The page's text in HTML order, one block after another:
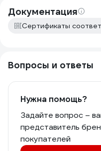
Документация
Сертификаты
Вопросы и ответы
Нужна помощь?
Задайте вопрос –
представитель
покупателей